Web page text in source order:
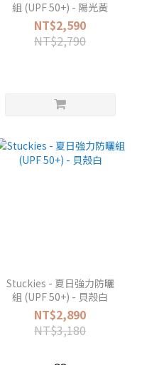
組 (UPF 50+) - 陽光黃
NT$2,590
NT$2,790
Stuckies - 夏日強力防曬
組 (UPF 50+) - 貝殼白
NT$2,890
NT$3,180